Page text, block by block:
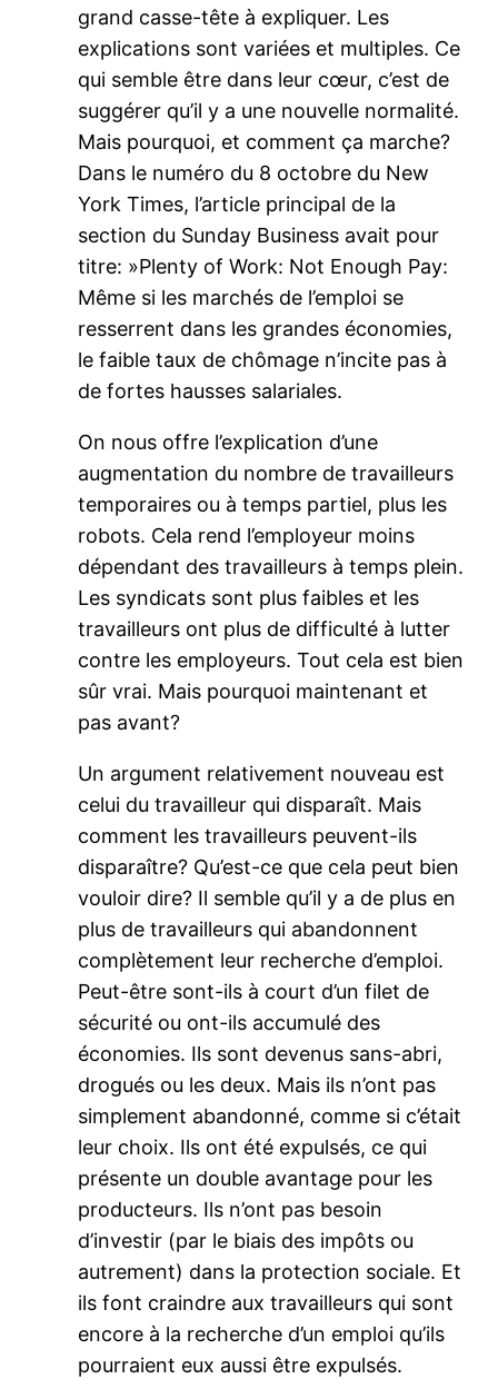
grand casse-tête à expliquer. Les
explications sont variées et multiples. Ce
qui semble être dans leur cœur, c’est de
suggérer qu’il y a une nouvelle normalité.
Mais pourquoi, et comment ça marche?
Dans le numéro du 8 octobre du New
York Times, l’article principal de la
section du Sunday Business avait pour
titre: »Plenty of Work: Not Enough Pay:
Même si les marchés de l’emploi se
resserrent dans les grandes économies,
le faible taux de chômage n’incite pas à
de fortes hausses salariales.
On nous offre l’explication d’une
augmentation du nombre de travailleurs
temporaires ou à temps partiel, plus les
robots. Cela rend l’employeur moins
dépendant des travailleurs à temps plein.
Les syndicats sont plus faibles et les
travailleurs ont plus de difficulté à lutter
contre les employeurs. Tout cela est bien
sûr vrai. Mais pourquoi maintenant et
pas avant?
Un argument relativement nouveau est
celui du travailleur qui disparaît. Mais
comment les travailleurs peuvent-ils
disparaître? Qu’est-ce que cela peut bien
vouloir dire? Il semble qu’il y a de plus en
plus de travailleurs qui abandonnent
complètement leur recherche d’emploi.
Peut-être sont-ils à court d’un filet de
sécurité ou ont-ils accumulé des
économies. Ils sont devenus sans-abri,
drogués ou les deux. Mais ils n’ont pas
simplement abandonné, comme si c’était
leur choix. Ils ont été expulsés, ce qui
présente un double avantage pour les
producteurs. Ils n’ont pas besoin
d’investir (par le biais des impôts ou
autrement) dans la protection sociale. Et
ils font craindre aux travailleurs qui sont
encore à la recherche d’un emploi qu’ils
pourraient eux aussi être expulsés.